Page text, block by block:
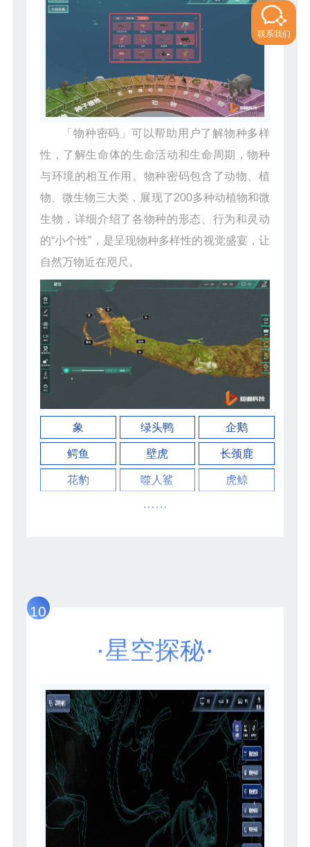
「物种密码」可以帮助用户了解物种多样
性，了解生命体的生命活动和生命周期，物种
与环境的相互作用。物种密码包含了动物、植
物、微生物三大类，展现了200多种动植物和微
生物，详细介绍了各物种的形态、行为和灵动
的“小个性”，是呈现物种多样性的视觉盛宴，让
自然万物近在咫尺。
象 绿头鸭 企鹅
鳄鱼 壁虎 长颈鹿
花豹 噬人鲨 虎鲸
……
10
·星空探秘·
联系我们